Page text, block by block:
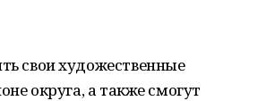
свои художественные
округа, а также смогут